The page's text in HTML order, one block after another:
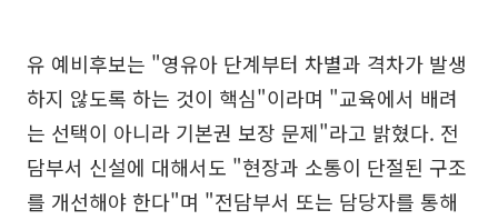
유 예비후보는 "영유아 단계부터 차별과 격차가 발생
하지 않도록 하는 것이 핵심"이라며 "교육에서 배려
는 선택이 아니라 기본권 보장 문제"라고 밝혔다. 전
담부서 신설에 대해서도 "현장과 소통이 단절된 구조
를 개선해야 한다"며 "전담부서 또는 담당자를 통해